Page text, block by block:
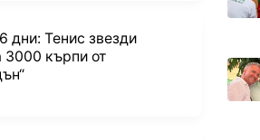
дни: Тенис звезди
3000 кърпи от
favorites